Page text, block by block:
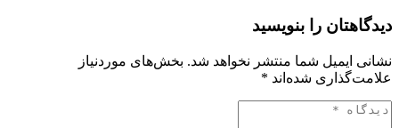
دیدگاهتان را بنویسید
نشانی ایمیل شما منتشر نخواهد شد. بخش‌های موردنیاز
علامت‌گذاری شده‌اند *